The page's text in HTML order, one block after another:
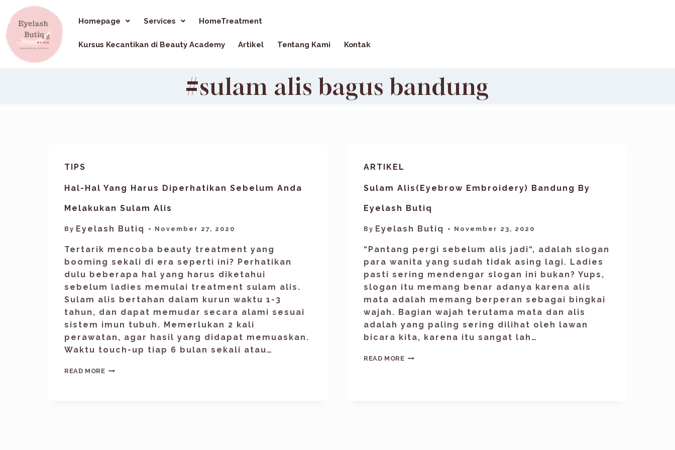
Homepage Services HomeTreatment
Kursus Kecantikan di Beauty Academy Artikel Tentang Kami Kontak
#sulam alis bagus bandung
TIPS
Hal-Hal Yang Harus Diperhatikan Sebelum Anda
Melakukan Sulam Alis
By Eyelash Butiq November 27, 2020
Tertarik mencoba beauty treatment yang
booming sekali di era seperti ini? Perhatikan
dulu beberapa hal yang harus diketahui
sebelum ladies memulai treatment sulam alis.
Sulam alis bertahan dalam kurun waktu 1-3
tahun, dan dapat memudar secara alami sesuai
sistem imun tubuh. Memerlukan 2 kali
perawatan, agar hasil yang didapat memuaskan.
Waktu touch-up tiap 6 bulan sekali atau…
READ MORE
ARTIKEL
Sulam Alis(Eyebrow Embroidery) Bandung By
Eyelash Butiq
By Eyelash Butiq November 23, 2020
“Pantang pergi sebelum alis jadi“, adalah slogan
para wanita yang sudah tidak asing lagi. Ladies
pasti sering mendengar slogan ini bukan? Yups,
slogan itu memang benar adanya karena alis
mata adalah memang berperan sebagai bingkai
wajah. Bagian wajah terutama mata dan alis
adalah yang paling sering dilihat oleh lawan
bicara kita, karena itu sangat lah…
READ MORE